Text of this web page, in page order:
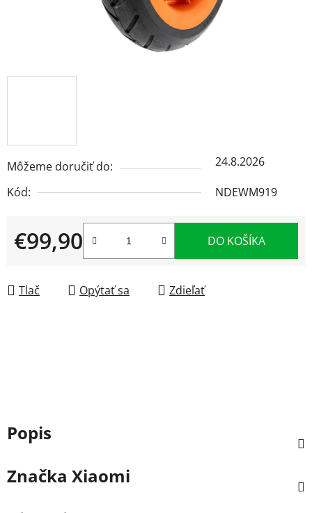
Môžeme doručiť do:
24.8.2026
Kód:
NDEWM919
€99,90
Jednotková cena:
DO KOŠÍKA
Tlač Opýtať sa Zdieľať
Popis
Značka Xiaomi